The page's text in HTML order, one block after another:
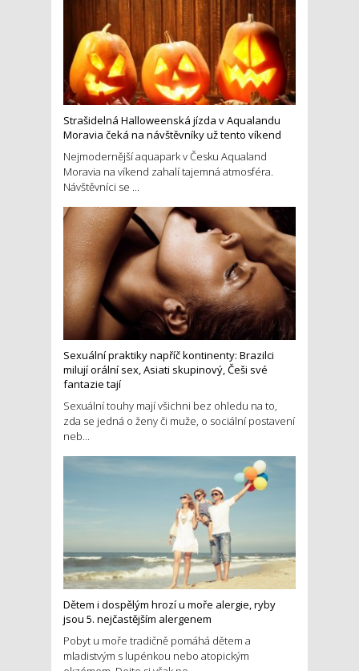
Strašidelná Halloweenská jízda v Aqualandu
Moravia čeká na návštěvníky už tento víkend
Nejmodernější aquapark v Česku Aqualand
Moravia na víkend zahalí tajemná atmosféra.
Návštěvníci se ...
Sexuální praktiky napříč kontinenty: Brazilci
milují orální sex, Asiati skupinový, Češi své
fantazie tají
Sexuální touhy mají všichni bez ohledu na to,
zda se jedná o ženy či muže, o sociální postavení
neb...
Dětem i dospělým hrozí u moře alergie, ryby
jsou 5. nejčastějším alergenem
Pobyt u moře tradičně pomáhá dětem a
mladistvým s lupénkou nebo atopickým